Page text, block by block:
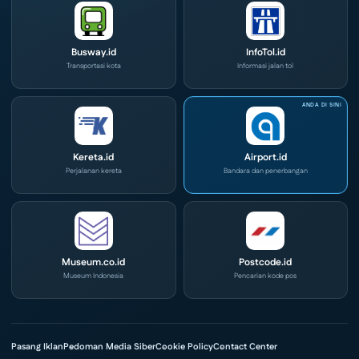
Busway.id
Transportasi kota
InfoTol.id
Informasi jalan tol
Kereta.id
Perjalanan kereta
Airport.id
Bandara dan penerbangan
Museum.co.id
Museum Indonesia
Postcode.id
Pencarian kode pos
Pasang IklanPedoman Media SiberCookie PolicyContact Center